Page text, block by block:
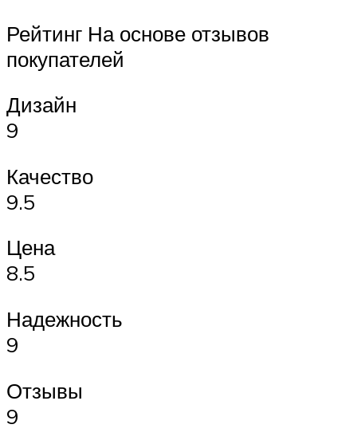
Рейтинг На основе отзывов
покупателей
Дизайн
9
Качество
9.5
Цена
8.5
Надежность
9
Отзывы
9